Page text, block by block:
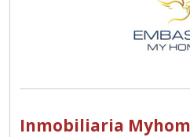
Inmobiliaria